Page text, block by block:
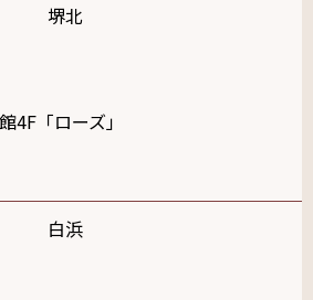
堺北
4F「ローズ」
白浜